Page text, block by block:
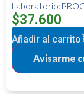
$37.600
Añadir al carrito